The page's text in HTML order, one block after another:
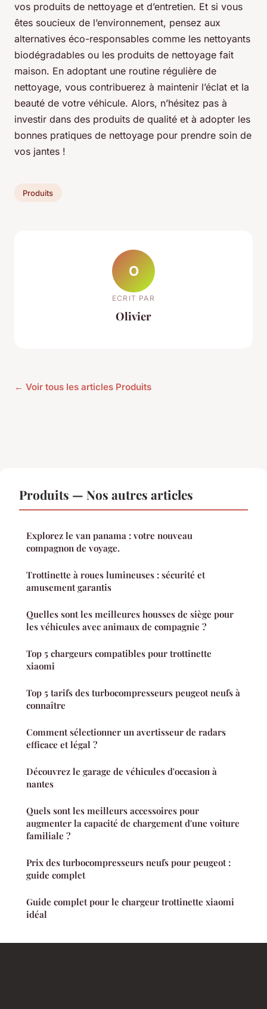
vos produits de nettoyage et d’entretien. Et si vous
êtes soucieux de l’environnement, pensez aux
alternatives éco-responsables comme les nettoyants
biodégradables ou les produits de nettoyage fait
maison. En adoptant une routine régulière de
nettoyage, vous contribuerez à maintenir l’éclat et la
beauté de votre véhicule. Alors, n’hésitez pas à
investir dans des produits de qualité et à adopter les
bonnes pratiques de nettoyage pour prendre soin de
vos jantes !
Produits
O
ECRIT PAR
Olivier
← Voir tous les articles Produits
Produits — Nos autres articles
Explorez le van panama : votre nouveau
compagnon de voyage.
Trottinette à roues lumineuses : sécurité et
amusement garantis
Quelles sont les meilleures housses de siège pour
les véhicules avec animaux de compagnie ?
Top 5 chargeurs compatibles pour trottinette
xiaomi
Top 5 tarifs des turbocompresseurs peugeot neufs à
connaître
Comment sélectionner un avertisseur de radars
efficace et légal ?
Découvrez le garage de véhicules d'occasion à
nantes
Quels sont les meilleurs accessoires pour
augmenter la capacité de chargement d'une voiture
familiale ?
Prix des turbocompresseurs neufs pour peugeot :
guide complet
Guide complet pour le chargeur trottinette xiaomi
idéal